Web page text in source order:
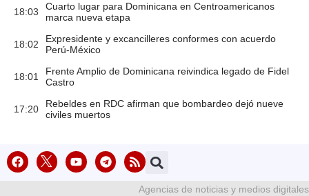
18:03
Cuarto lugar para Dominicana en Centroamericanos
marca nueva etapa
18:02
Expresidente y excancilleres conformes con acuerdo
Perú-México
18:01
Frente Amplio de Dominicana reivindica legado de Fidel
Castro
17:20
Rebeldes en RDC afirman que bombardeo dejó nueve
civiles muertos
Agencias de noticias y medios digitales